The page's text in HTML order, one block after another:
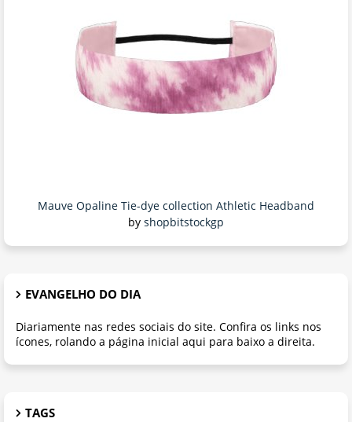
Mauve Opaline Tie-dye collection Athletic Headband
by shopbitstockgp
EVANGELHO DO DIA
Diariamente nas redes sociais do site. Confira os links nos
ícones, rolando a página inicial aqui para baixo a direita.
TAGS